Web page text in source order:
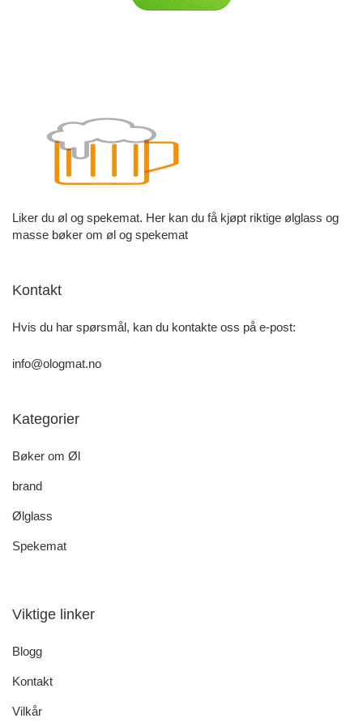
Liker du øl og spekemat. Her kan du få kjøpt riktige ølglass og
masse bøker om øl og spekemat
Kontakt
Hvis du har spørsmål, kan du kontakte oss på e-post:
info@ologmat.no
Kategorier
Bøker om Øl
brand
Ølglass
Spekemat
Viktige linker
Blogg
Kontakt
Vilkår